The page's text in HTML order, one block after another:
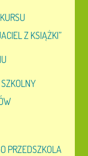
Z KSIĄŻKI”
PRZEDSZKOLA